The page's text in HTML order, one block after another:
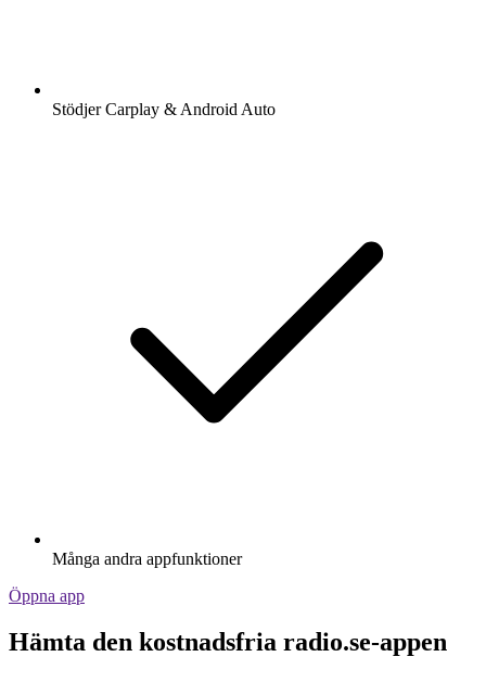
Stödjer Carplay & Android Auto
Många andra appfunktioner
Öppna app
Hämta den kostnadsfria radio.se-appen